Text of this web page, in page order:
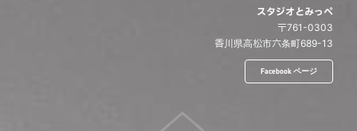
スタジオとみっぺ
〒761-0303
香川県高松市六条町689-13
Facebook ページ